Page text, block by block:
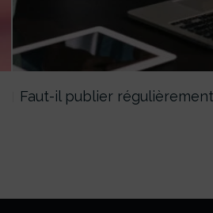
Faut-il publier